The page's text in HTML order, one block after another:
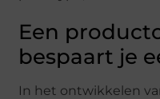
Een
bespaart je
In het ontwikkelen